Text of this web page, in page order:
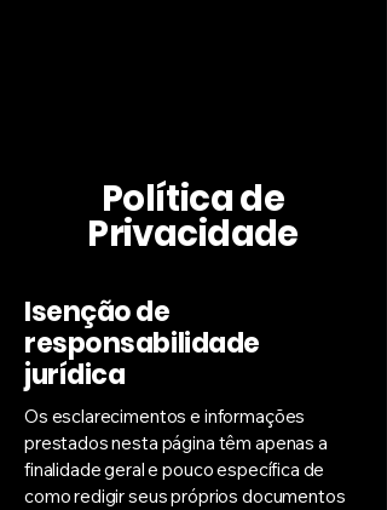
Política de
Privacidade
Isenção de
responsabilidade
jurídica
Os esclarecimentos e informações
prestados nesta página têm apenas a
finalidade geral e pouco específica de
como redigir seus próprios documentos